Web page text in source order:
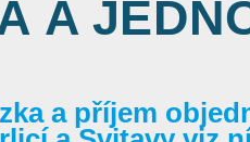
A
a příjem